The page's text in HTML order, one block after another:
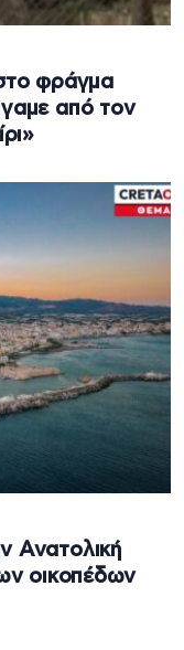
φράγμα
από τον
Ανατολική
οικοπέδων